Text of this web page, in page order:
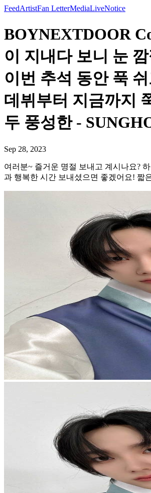
FeedArtistFan LetterMediaLiveNotice
BOYNEXTDOOR
이 지내다 보니 눈
이번 추석 동안 푹
데뷔부터 지금까지
두 풍성한 -
Sep 28, 2023
여러분~ 즐거운 명절 보내고 계시나요?
과 행복한 시간 보내셨으면 좋겠어요! 짧